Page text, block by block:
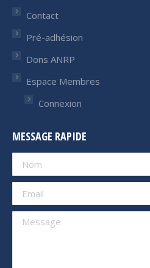
Contact
Pré-adhésion
Dons ANRP
Espace Membres
Connexion
MESSAGE RAPIDE